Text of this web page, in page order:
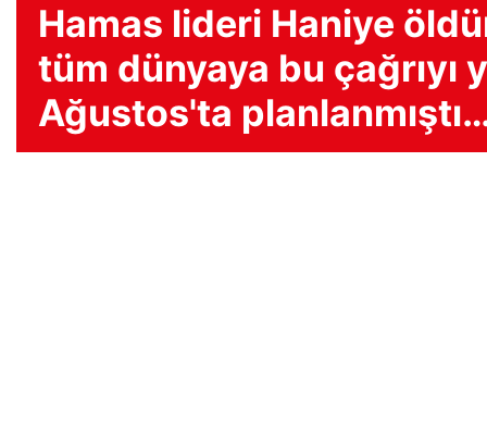
Hamas lideri Haniye
tüm dünyaya bu çağrıyı
Ağustos'ta